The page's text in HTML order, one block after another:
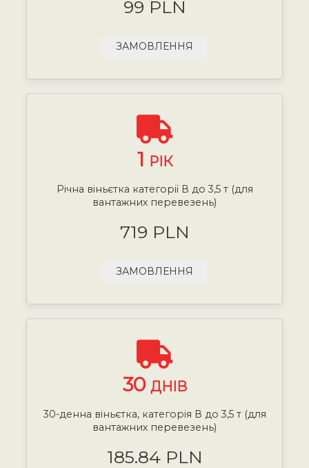
99 PLN
ЗАМОВЛЕННЯ
1 РІК
Річна віньєтка категорії В до 3,5 т (для
вантажних перевезень)
719 PLN
ЗАМОВЛЕННЯ
30 ДНІВ
30-денна віньєтка, категорія В до 3,5 т (для
вантажних перевезень)
185.84 PLN